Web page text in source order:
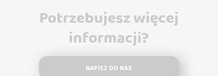
Potrzebujesz więcej
informacji?
NAPISZ DO NAS